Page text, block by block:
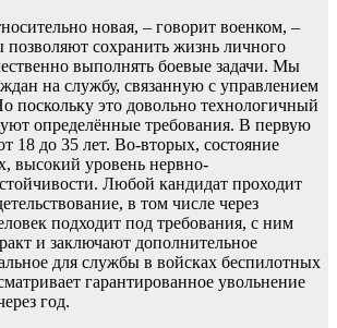
новая, – говорит военком, –
позволяют сохранить жизнь личного
выполнять боевые задачи. Мы
на службу, связанную с управлением
поскольку это довольно технологичный
определённые требования. В первую
18 до 35 лет. Во-вторых, состояние
высокий уровень нервно-
Любой кандидат проходит
в том числе через
подходит под требования, с ним
и заключают дополнительное
для службы в войсках беспилотных
гарантированное увольнение
год.